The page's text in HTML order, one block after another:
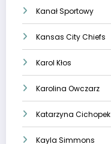
Kanał Sportowy
Kansas City Chiefs
Karol Kłos
Karolina Owczarz
Katarzyna Cichopek
Kayla Simmons